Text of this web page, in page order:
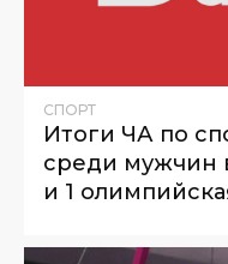
СПОРТ
Итоги ЧА по
среди мужчин
и 1